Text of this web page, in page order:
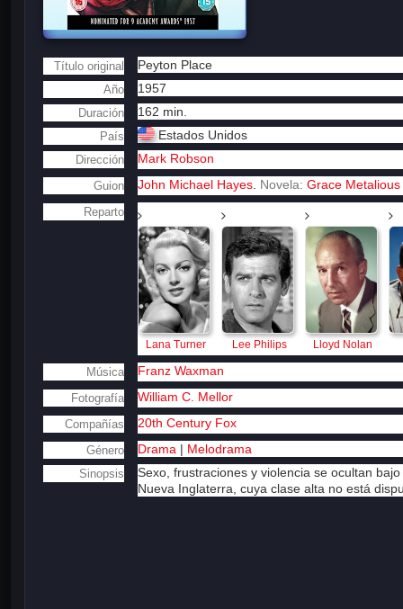
Título original Peyton Place
Año 1957
Duración 162 min.
País Estados Unidos
Dirección Mark Robson
Guion John Michael Hayes Novela: Grace Metalious
Reparto
Lana Turner Lee Philips Lloyd Nolan
Música Franz Waxman
Fotografía William C. Mellor
Compañías 20th Century Fox
Género Drama | Melodrama
Sinopsis
Sexo, frustraciones y violencia se ocultan
Nueva Inglaterra, cuya clase alta no está